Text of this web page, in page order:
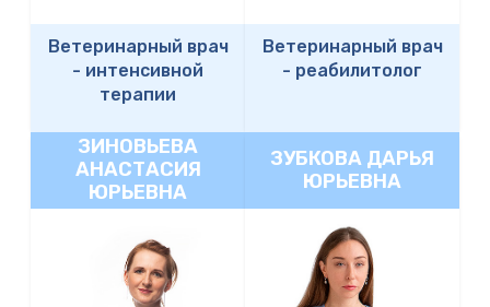
Ветеринарный врач
- интенсивной
терапии
Ветеринарный врач
- реабилитолог
ЗИНОВЬЕВА
АНАСТАСИЯ
ЮРЬЕВНА
ЗУБКОВА ДАРЬЯ
ЮРЬЕВНА